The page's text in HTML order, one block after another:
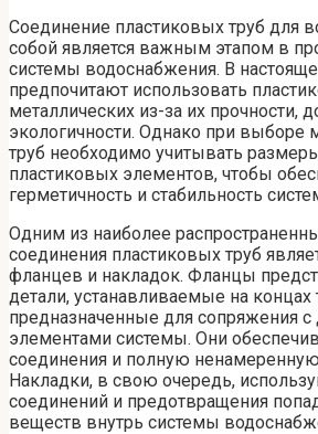
Соединение пластиковых труб для
собой является важным этапом в
системы водоснабжения. В
предпочитают использовать
металлических из-за их прочности,
экологичности. Однако при выборе
труб необходимо учитывать
пластиковых элементов, чтобы
герметичность и стабильность
Одним из наиболее
соединения пластиковых труб
фланцев и накладок. Фланцы
детали, устанавливаемые на концах
предназначенные для сопряжения с
элементами системы. Они
соединения и полную
Накладки, в свою очередь,
соединений и предотвращения
веществ внутрь системы